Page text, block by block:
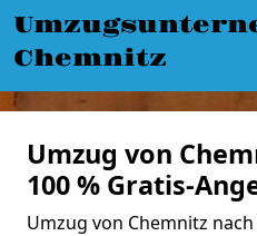
Chemnitz
Umzug von
100 % Gratis-
Umzug von Chemnitz